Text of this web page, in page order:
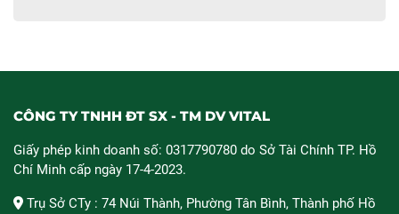
CÔNG TY TNHH ĐT SX - TM DV VITAL
Giấy phép kinh doanh số: 0317790780 do Sở Tài Chính TP. Hồ
Chí Minh cấp ngày 17-4-2023.
Trụ Sở CTy : 74 Núi Thành, Phường Tân Bình, Thành phố Hồ